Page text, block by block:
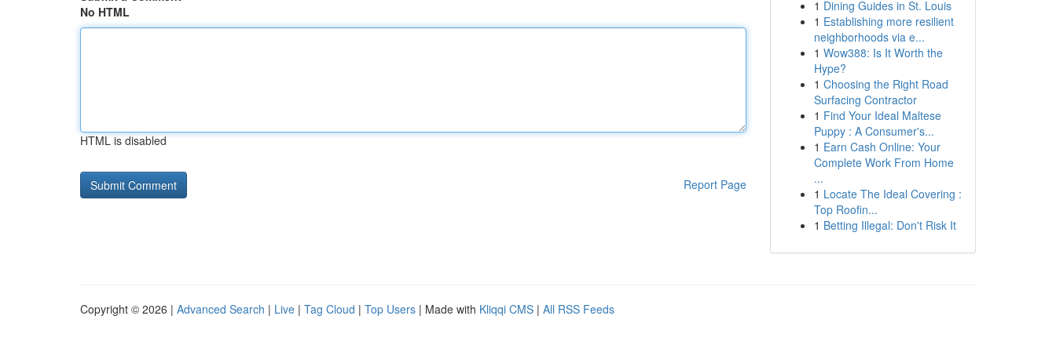
No HTML
HTML is disabled
Report Page
1 Dining Guides in St. Louis
1 Establishing more resilient
neighborhoods via e...
1 Wow388: Is It Worth the
Hype?
1 Choosing the Right Road
Surfacing Contractor
1 Find Your Ideal Maltese
Puppy : A Consumer's...
1 Earn Cash Online: Your
Complete Work From Home
...
1 Locate The Ideal Covering :
Top Roofin...
1 Betting Illegal: Don't Risk It
Copyright © 2026 | Advanced Search | Live | Tag Cloud | Top Users | Made with Kliqqi CMS | All RSS Feeds